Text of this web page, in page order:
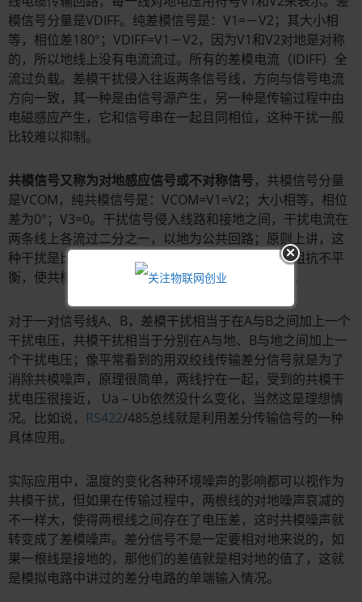
模信号分量是VDIFF。纯差模信号是：V1=－V2；其大小相
等，相位差180°；VDIFF=V1－V2，因为V1和V2对地是对称
的，所以地线上没有电流流过。所有的差模电流（IDIFF）全
流过负载。差模干扰侵入往返两条信号线，方向与信号电流
方向一致，其一种是由信号源产生，另一种是传输过程中由
电磁感应产生，它和信号串在一起且同相位，这种干扰一般
比较难以抑制。
共模信号又称为对地感应信号或不对称信号，共模信号分量
是VCOM，纯共模信号是：VCOM=V1=V2；大小相等，相位
差为0°；V3=0。干扰信号侵入线路和接地之间，干扰电流在
两条线上各流过二分之一，以地为公共回路；原则上讲，这
种干扰是比较容易消除的。在实际电路中由于线路阻抗不平
衡，使共模信号干扰会转化为不易消除的串扰干扰。
对于一对信号线A、B，差模干扰相当于在A与B之间加上一个
干扰电压，共模干扰相当于分别在A与地、B与地之间加上一
个干扰电压；像平常看到的用双绞线传输差分信号就是为了
消除共模噪声，原理很简单，两线拧在一起，受到的共模干
扰电压很接近， Ua – Ub依然没什么变化，当然这是理想情
况。比如说， RS422/485总线就是利用差分传输信号的一种
具体应用。
实际应用中，温度的变化各种环境噪声的影响都可以视作为
共模干扰，但如果在传输过程中，两根线的对地噪声哀减的
不一样大，使得两根线之间存在了电压差，这时共模噪声就
转变成了差模噪声。差分信号不是一定要相对地来说的，如
果一根线是接地的，那他们的差值就是相对地的值了，这就
是模拟电路中讲过的差分电路的单端输入情况。